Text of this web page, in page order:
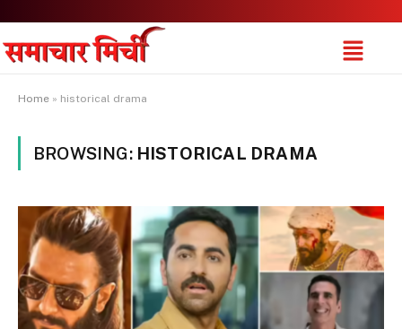
Home » historical drama
BROWSING: HISTORICAL DRAMA